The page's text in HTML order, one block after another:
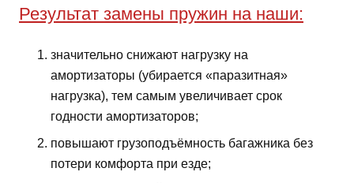
Результат замены пружин на наши:
значительно снижают нагрузку на
амортизаторы (убирается «паразитная»
нагрузка), тем самым увеличивает срок
годности амортизаторов;
повышают грузоподъёмность багажника без
потери комфорта при езде;